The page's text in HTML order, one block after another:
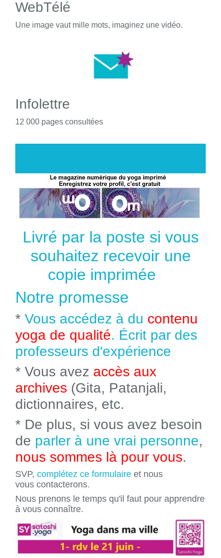
WebTélé
Une image vaut mille mots, imaginez une vidéo.
Infolettre
12 000 pages consultées
Livré par la poste si vous
souhaitez recevoir une
copie imprimée
Notre promesse
* Vous accédez à du contenu
yoga de qualité. Écrit par des
professeurs d'expérience
* Vous avez accès aux
archives (Gita, Patanjali,
dictionnaires, etc.
* De plus, si vous avez besoin
de parler à une vrai personne,
nous sommes là pour vous.
SVP, complétez ce formulaire et nous
vous contacterons.
Nous prenons le temps qu'il faut pour apprendre
à vous connaître.